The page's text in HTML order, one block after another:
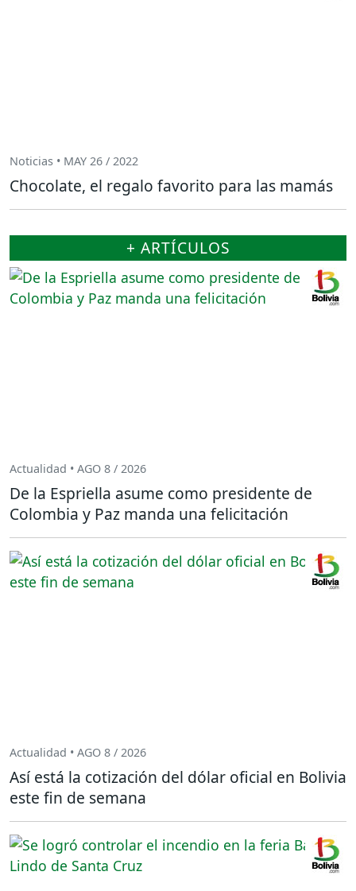
Noticias • MAY 26 / 2022
Chocolate, el regalo favorito para las mamás
+ ARTÍCULOS
Actualidad • AGO 8 / 2026
De la Espriella asume como presidente de
Colombia y Paz manda una felicitación
Actualidad • AGO 8 / 2026
Así está la cotización del dólar oficial en Bolivia
este fin de semana